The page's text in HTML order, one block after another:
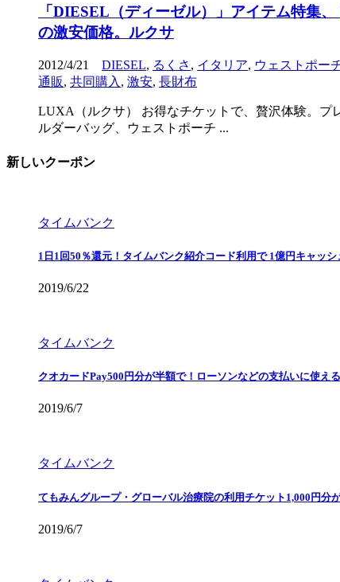
「DIESEL（ディーゼル）」アイテム特集
の激安価格。ルクサ
2012/4/21 DIESEL, るくさ , イタリア, ウェストポー
通販, 共同購入 , 激安, 長財布
LUXA（ルクサ） お得なチケットで、贅沢体験。プ
ルダーバッグ、ウェストポーチ ...
新しいクーポン
タイムバンク
1日1回50％還元！タイムバンク紹介コード利用で 1億円キャッ
2019/6/22
タイムバンク
クオカードPay500円分が半額で！ローソンなどの支払いに使え
2019/6/7
タイムバンク
てもみんグループ・グローバル治療院の利用チケット1,000円分
2019/6/7